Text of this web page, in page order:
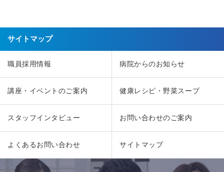
サイトマップ
職員採用情報 病院からのお知らせ
講座・イベントのご案内 健康レシピ・野菜スープ
スタッフインタビュー お問い合わせのご案内
よくあるお問い合わせ サイトマップ